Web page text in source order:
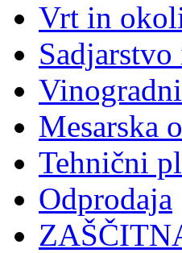
Vrt in
Mesarska
Tehnični
Odprodaja